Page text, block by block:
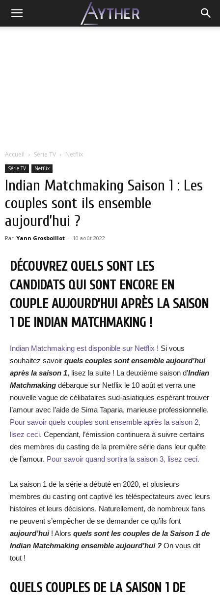
Accueil Série TV Netflix
Série TV Netflix
Indian Matchmaking Saison 1 : Les
couples sont ils ensemble
aujourd’hui ?
Par Yann Grosboillot - 10 août 2022
DÉCOUVREZ QUELS SONT LES
CANDIDATS QUI SONT ENCORE EN
COUPLE AUJOURD’HUI APRÈS LA SAISON
1 DE INDIAN MATCHMAKING !
Indian Matchmaking est disponible sur Netflix ! Si vous
souhaitez savoir quels couples sont ensemble aujourd’hui
après la saison 1, lisez la suite ! La deuxième saison d’Indian
Matchmaking débarque sur Netflix le 10 août et verra une
nouvelle vague de célibataires sud-asiatiques espérant trouver
l’amour avec l’aide de Sima Taparia, marieuse professionnelle.
Pour savoir quels couples sont ensemble après la saison 2,
lisez ceci. Cependant, l’émission continuera à suivre certains
des membres du casting de la première série dans leur quête
de l’amour. Pour savoir quand sortira la saison 3, lisez ceci.
La saison 1 de la série a débuté en 2020, et plusieurs
membres du casting ont captivé les téléspectateurs avec leurs
histoires et leurs décisions. Naturellement, de nombreux fans
ne peuvent s’empêcher de se demander ce qu’ils font
aujourd’hui! Alors quels sont les couples de la Saison 1 de
Indian Matchmaking ensemble aujourd’hui ? On vous dit
tout !
QUELS COUPLES DE LA SAISON 1 DE